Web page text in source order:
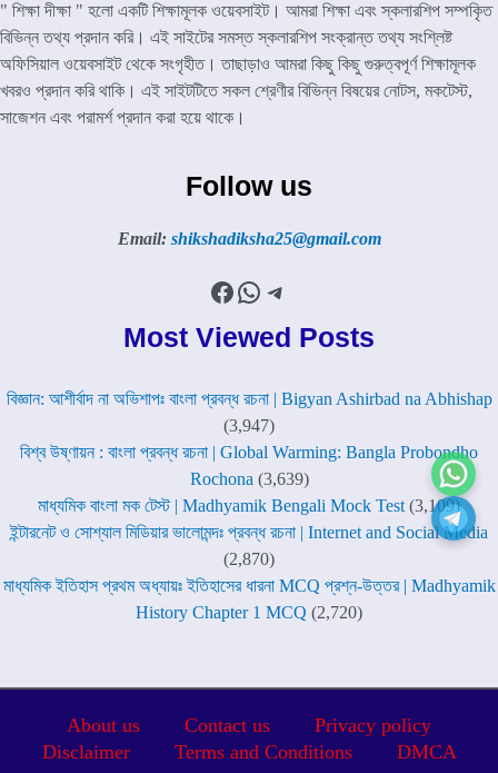
" শিক্ষা দীক্ষা " হলো একটি শিক্ষামূলক ওয়েবসাইট। আমরা শিক্ষা এবং স্কলারশিপ সম্পকৃিত
বিভিন্ন তথ্য প্রদান করি। এই সাইটের সমস্ত স্কলারশিপ সংক্রান্ত তথ্য সংশ্লিষ্ট
অফিসিয়াল ওয়েবসাইট থেকে সংগৃহীত। তাছাড়াও আমরা কিছু কিছু গুরুত্বপূর্ণ শিক্ষামূলক
খবরও প্রদান করি থাকি। এই সাইটটিতে সকল শ্রেণীর বিভিন্ন বিষয়ের নোটস, মকটেস্ট,
সাজেশন এবং পরামর্শ প্রদান করা হয়ে থাকে।
Follow us
Email: shikshadiksha25@gmail.com
Facebook
WhatsApp
Telegram
Most Viewed Posts
বিজ্ঞান: আশীর্বাদ না অভিশাপঃ বাংলা প্রবন্ধ রচনা | Bigyan Ashirbad na Abhishap
(3,947)
বিশ্ব উষ্ণায়ন : বাংলা প্রবন্ধ রচনা | Global Warming: Bangla Probondho
Rochona (3,639)
মাধ্যমিক বাংলা মক টেস্ট | Madhyamik Bengali Mock Test (3,109)
ইন্টারনেট ও সোশ্যাল মিডিয়ার ভালোমন্দঃ প্রবন্ধ রচনা | Internet and Social Media
(2,870)
মাধ্যমিক ইতিহাস প্রথম অধ্যায়ঃ ইতিহাসের ধারনা MCQ প্রশ্ন-উত্তর | Madhyamik
History Chapter 1 MCQ (2,720)
About us Contact us
Privacy policy
Disclaimer
Terms and Conditions DMCA